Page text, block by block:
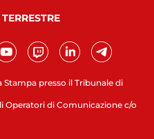
presso il Tribunale di
Operatori di Comunicazione c/o